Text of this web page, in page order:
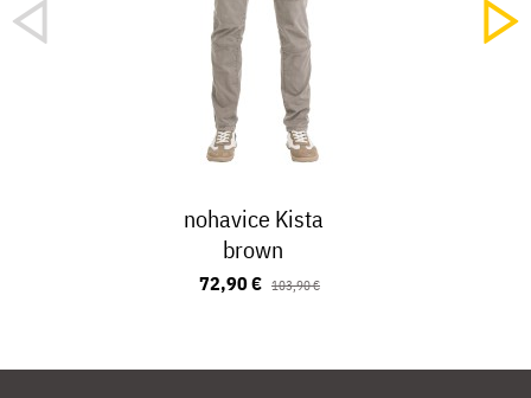
nohavice Kista
brown
72,90 € 103,90 €